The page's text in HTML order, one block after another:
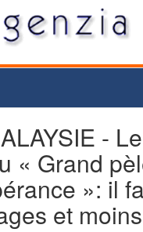
-
« Grand
»: il
et